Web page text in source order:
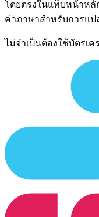
โดยตรงในแท็บหน้าหลั
ค่าภาษาสำหรับการแป
ไม่จำเป็นต้องใช้บัตรเ